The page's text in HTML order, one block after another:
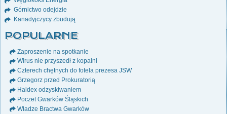
Górnictwo odejdzie
Kanadyjczycy zbudują
POPULARNE
Zaproszenie na spotkanie
Wirus nie przyszedł z kopalni
Czterech chętnych do fotela prezesa JSW
Grzegorz przed Prokuratorią
Haldex odzyskiwaniem
Poczet Gwarków Śląskich
Władze Bractwa Gwarków